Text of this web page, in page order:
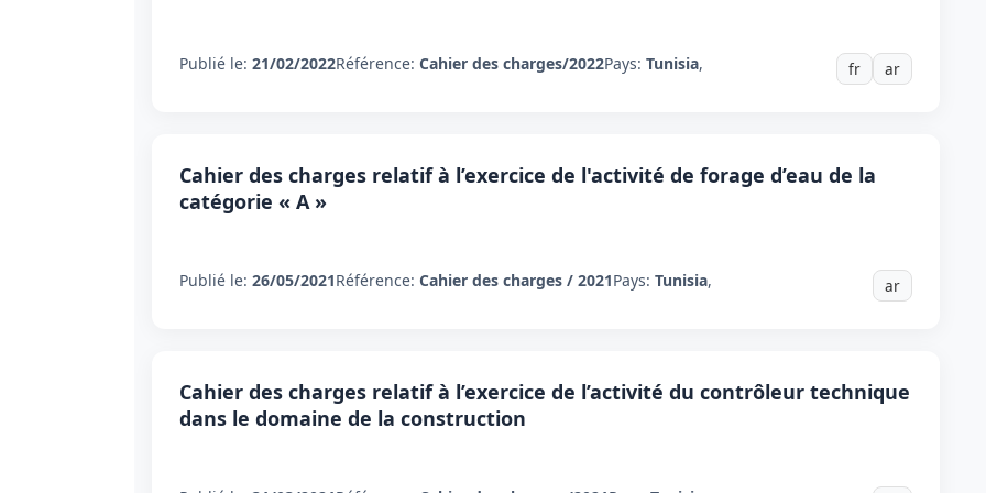
Publié le: 21/02/2022Référence: Cahier des charges/2022Pays: Tunisia, fr ar
Cahier des charges relatif à l’exercice de l'activité de forage d’eau de la
catégorie « A »
Publié le: 26/05/2021Référence: Cahier des charges / 2021Pays: Tunisia, ar
Cahier des charges relatif à l’exercice de l’activité du contrôleur technique
dans le domaine de la construction